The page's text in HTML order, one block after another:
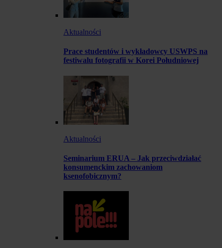
Aktualności
Prace studentów i wykładowcy USWPS na
festiwalu fotografii w Korei Południowej
Aktualności
Seminarium ERUA – Jak przeciwdziałać
konsumenckim zachowaniom
ksenofobicznym?